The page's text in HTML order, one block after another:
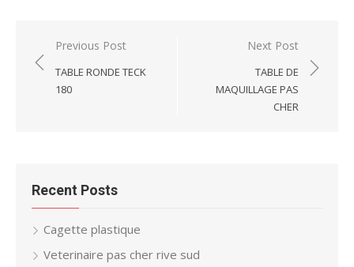
Post
navigation
Previous Post
TABLE RONDE TECK
180
Next Post
TABLE DE
MAQUILLAGE PAS
CHER
Recent Posts
Cagette plastique
Veterinaire pas cher rive sud